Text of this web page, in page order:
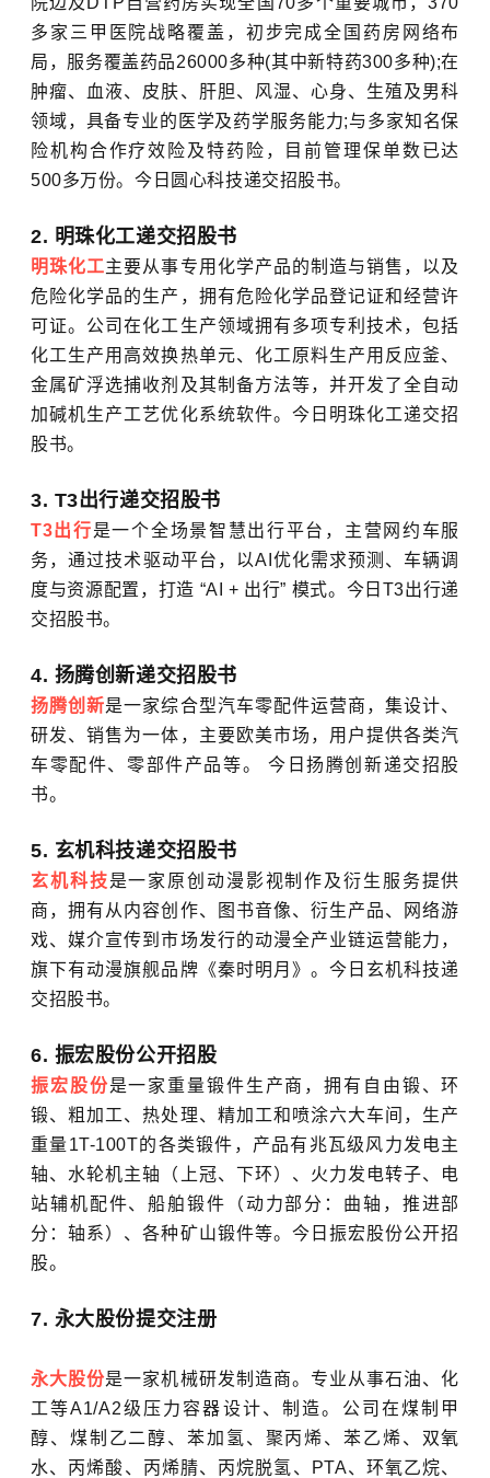
多家三甲医院战略覆盖，初步完成全国药房网络布
局，服务覆盖药品26000多种(其中新特药300多种);在
肿瘤、血液、皮肤、肝胆、风湿、心身、生殖及男科
领域，具备专业的医学及药学服务能力;与多家知名保
险机构合作疗效险及特药险，目前管理保单数已达
500多万份。今日圆心科技递交招股书。
2. 明珠化工递交招股书
明珠化工主要从事专用化学产品的制造与销售，以及
危险化学品的生产，拥有危险化学品登记证和经营许
可证。公司在化工生产领域拥有多项专利技术，包括
化工生产用高效换热单元、化工原料生产用反应釜、
金属矿浮选捕收剂及其制备方法等，并开发了全自动
加碱机生产工艺优化系统软件。今日明珠化工递交招
股书。
3. T3出行递交招股书
T3出行是一个全场景智慧出行平台，主营网约车服
务，通过技术驱动平台，以AI优化需求预测、车辆调
度与资源配置，打造 “AI + 出行” 模式。今日T3出行递
交招股书。
4. 扬腾创新递交招股书
扬腾创新是一家综合型汽车零配件运营商，集设计、
研发、销售为一体，主要欧美市场，用户提供各类汽
车零配件、零部件产品等。 今日扬腾创新递交招股
书。
5. 玄机科技递交招股书
玄机科技是一家原创动漫影视制作及衍生服务提供
商，拥有从内容创作、图书音像、衍生产品、网络游
戏、媒介宣传到市场发行的动漫全产业链运营能力，
旗下有动漫旗舰品牌《秦时明月》。今日玄机科技递
交招股书。
6. 振宏股份公开招股
振宏股份是一家重量锻件生产商，拥有自由锻、环
锻、粗加工、热处理、精加工和喷涂六大车间，生产
重量1T-100T的各类锻件，产品有兆瓦级风力发电主
轴、水轮机主轴（上冠、下环）、火力发电转子、电
站辅机配件、船舶锻件（动力部分：曲轴，推进部
分：轴系）、各种矿山锻件等。今日振宏股份公开招
股。
7. 永大股份提交注册
永大股份是一家机械研发制造商。专业从事石油、化
工等A1/A2级压力容器设计、制造。公司在煤制甲
醇、煤制乙二醇、苯加氢、聚丙烯、苯乙烯、双氧
水、丙烯酸、丙烯腈、丙烷脱氢、PTA、环氧乙烷、